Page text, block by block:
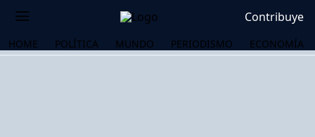
Contribuye
HOME POLÍTICA MUNDO PERIODISMO ECONOMÍA